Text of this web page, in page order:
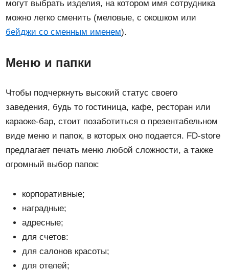
могут выбрать изделия, на котором имя сотрудника
можно легко сменить (меловые, с окошком или
бейджи со сменным именем).
Меню и папки
Чтобы подчеркнуть высокий статус своего
заведения, будь то гостиница, кафе, ресторан или
караоке-бар, стоит позаботиться о презентабельном
виде меню и папок, в которых оно подается. FD-store
предлагает печать меню любой сложности, а также
огромный выбор папок:
корпоративные;
наградные;
адресные;
для счетов:
для салонов красоты;
для отелей;